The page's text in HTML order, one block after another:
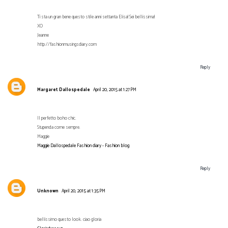
Ti sta un gran bene questo stile anni settanta Elisa! Sei bellissima!
XO
Jeanne
http://fashionmusingsdiary.com
Reply
Margaret Dallospedale April 20, 2015 at 1:27 PM
Il perfetto boho chic.
Stupenda come sempre.
Maggie
Maggie Dallospedale Fashion diary - Fashion blog
Reply
Unknown April 20, 2015 at 1:35 PM
bellissimo questo look. ciao gloria